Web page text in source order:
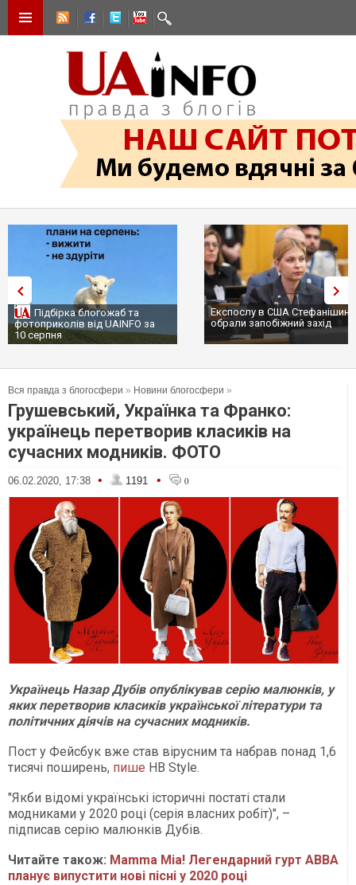
Експослу в США Стефанішиній
обрали запобіжний захід
Трамп не передасть Україні
сотні ракет до Patriot, бо у
Вся правда з блогосфери » Новини блогосфери »
Грушевський, Українка та Франко:
українець перетворив класиків на
сучасних модників. ФОТО
06.02.2020, 17:38 • 1191 • 0
Українець Назар Дубів опублікував серію малюнків, у
яких перетворив класиків української літератури та
політичних діячів на сучасних модників.
Пост у Фейсбук вже став вірусним та набрав понад 1,6
тисячі поширень, пише НВ Style.
"Якби відомі українські історичні постаті стали
модниками у 2020 році (серія власних робіт)", –
підписав серію малюнків Дубів.
Читайте також: Mamma Mia! Легендарний гурт ABBA
планує випустити нові пісні у 2020 році